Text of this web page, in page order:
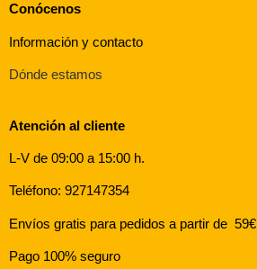
Conócenos
Información y contacto
Dónde estamos
Atención al cliente
L-V de 09:00 a 15:00 h.
Teléfono: 927147354
Envíos gratis para pedidos a partir de 59€
Pago 100% seguro